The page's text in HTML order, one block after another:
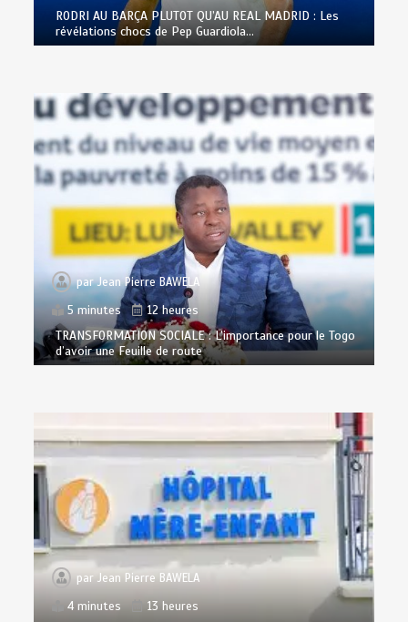
RODRI AU BARÇA PLUTOT QU’AU REAL MADRID : Les
révélations chocs de Pep Guardiola…
parJean Pierre BAWELA
5 minutes
12 heures
TRANSFORMATION SOCIALE : L’importance pour le Togo
d’avoir une Feuille de route
parJean Pierre BAWELA
4 minutes
13 heures